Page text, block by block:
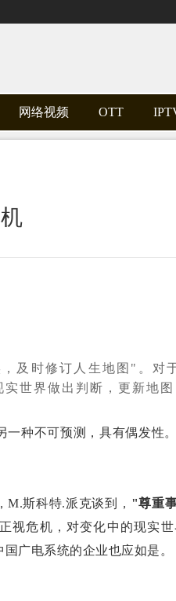
网络视频 OTT
及时修订人生地图"。对
世界做出判断，更新地图
种不可预测，具有偶发性
斯科特.派克谈到， "尊重
视危机，对变化中的现实
广电系统的企业也应如是。